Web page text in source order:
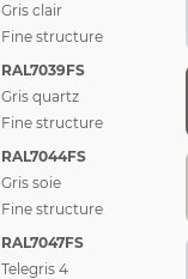
Gris clair
Fine structure
RAL7039FS
Gris quartz
Fine structure
RAL7044FS
Gris soie
Fine structure
RAL7047FS
Telegris 4